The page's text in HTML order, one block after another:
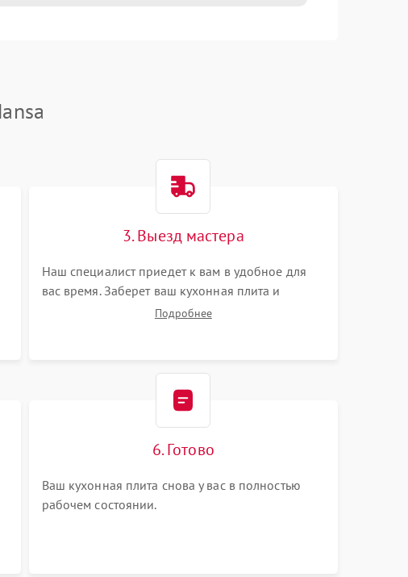
3. Выезд мастера
Наш специалист приедет к вам в удобное для
вас время. Заберет ваш кухонная плита и
привезет на склад для диагностики.
Подробнее
6. Готово
Ваш кухонная плита снова у вас в полностью
рабочем состоянии.